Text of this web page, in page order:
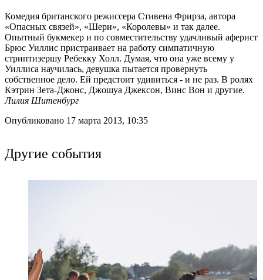
Комедия британского режиссера Стивена Фрирза, автора
«Опасных связей», «Шери», «Королевы» и так далее.
Опытный букмекер и по совместительству удачливый аферист
Брюс Уиллис пристраивает на работу симпатичную
стриптизершу Ребекку Холл. Думая, что она уже всему у
Уиллиса научилась, девушка пытается провернуть
собственное дело. Ей предстоит удивиться - и не раз. В ролях
Кэтрин Зета-Джонс, Джошуа Джексон, Винс Вон и другие.
Лилия Шитенбург
Опубликовано 17 марта 2013, 10:35
Другие события